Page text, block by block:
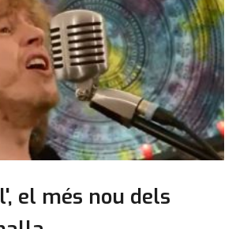
el més nou dels